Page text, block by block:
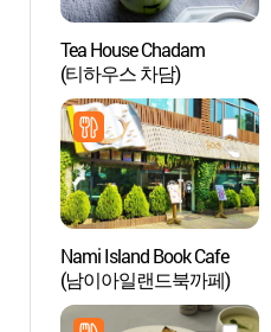
Tea House Chadam
(티하우스 차담)
Nami Island Book Cafe
(남이아일랜드북까페)